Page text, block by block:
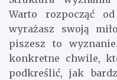
Warto rozpocząć
wyrażasz swoją
piszesz to
konkretne chwile,
podkreślić, jak